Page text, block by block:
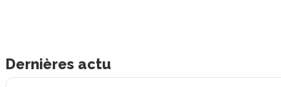
Dernières actu